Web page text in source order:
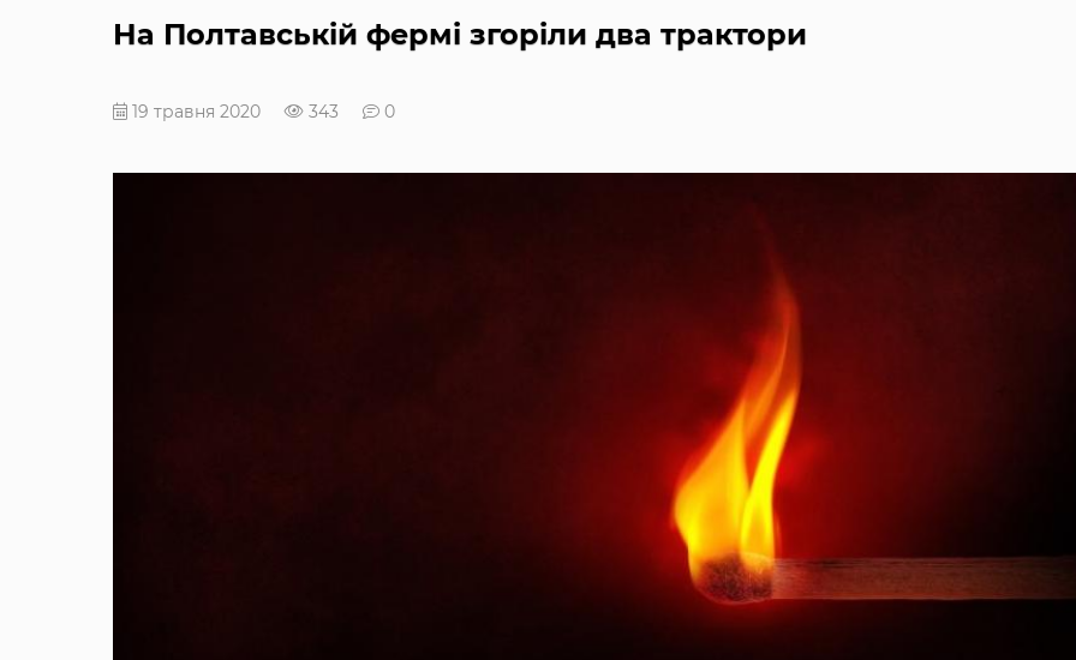
На Полтавській фермі згоріли два трактори
19 травня 2020 343 0